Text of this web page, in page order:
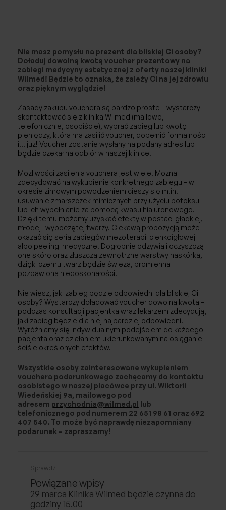
Neurochirurgia
Ortopedia
Urologia
Ginekologia
Choroby piersi
USG
Afereza/Apherese
Reumatologia
Badania
Fizjoterapia
Nie masz pomysłu na prezent dla bliskiej Ci osoby?
Doładuj dowolną kwotą voucher prezentowy na
zabiegi medycyny estetycznej z oferty naszej kliniki
Wilmed! Będzie to oznaka, że zależy Ci na jej zdrowiu
oraz pięknym wyglądzie!
Zasady zakupu vouchera są bardzo proste – wystarczy
skontaktować się z kliniką Wilmed (mailowo,
telefonicznie, osobiście), wybrać zabieg lub kwotę
pieniędzy, która ma zasilić voucher, dopełnić formalności
i… już! Voucher zostanie wysłany na podany adres lub
będzie czekał na odbiór w naszej klinice.
Możliwości zasilenia vouchera jest wiele. Można
zdecydować na wykupienie konkretnego zabiegu – w
okresie zimowym powodzeniem cieszy się m.in.
usuwanie zmarszczek mimicznych przy użyciu botoksu
lub ich wypełnianie za pomocą kwasu hialuronowego.
Dzięki temu możemy uzyskać efekty w postaci gładkiej,
młodej i wypoczętej twarzy. Ciekawą propozycją może
okazać się seria zabiegów mezoterapii cienkoigłowej
albo peelingi medyczne. Dogłębnie odżywią i oczyszczą
one skórę oraz złuszczą zewnętrzne warstwy naskórka,
dzięki czemu twarz będzie świeża, promienna i
pozbawiona niedoskonałości.
Nie wiesz, jaki zabieg będzie odpowiedni dla bliskiej Ci
osoby? Wystarczy doładować voucher dowolną kwotą –
podczas konsultacji pacjentka wraz lekarzem zdecydują,
jaki zabieg będzie dla niej najbardziej odpowiedni.
Wyróżniamy się indywidualnym podejściem do każdego
pacjenta oraz działaniem ukierunkowanym na osiąganie
ściśle określonych efektów.
Wszystkie osoby zainteresowane wykupieniem
vouchera podarunkowego zachęcamy do kontaktu
osobistego w naszej placówce przy ul. Wiktorii
Wiedeńskiej 9a, mailowego pod
adresem przychodnia@wilmed.pl lub
telefonicznego pod numerem 22 651 98 61 oraz 692
407 540. To może być naprawdę niezapomniany
podarunek – zapraszamy!
Sprawdź
Powiązane wpisy
29 marca Klinika Wilmed będzie czynna do
godziny 15.00